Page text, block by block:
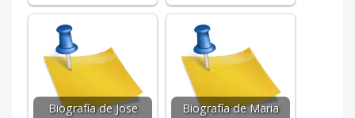
Biografía de Jose
Biografía de Maria